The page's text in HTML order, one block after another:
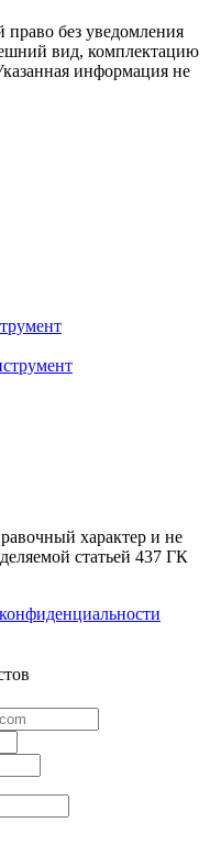
право без уведомления
вид, комплектацию
информация не
характер и не
статьей 437 ГК